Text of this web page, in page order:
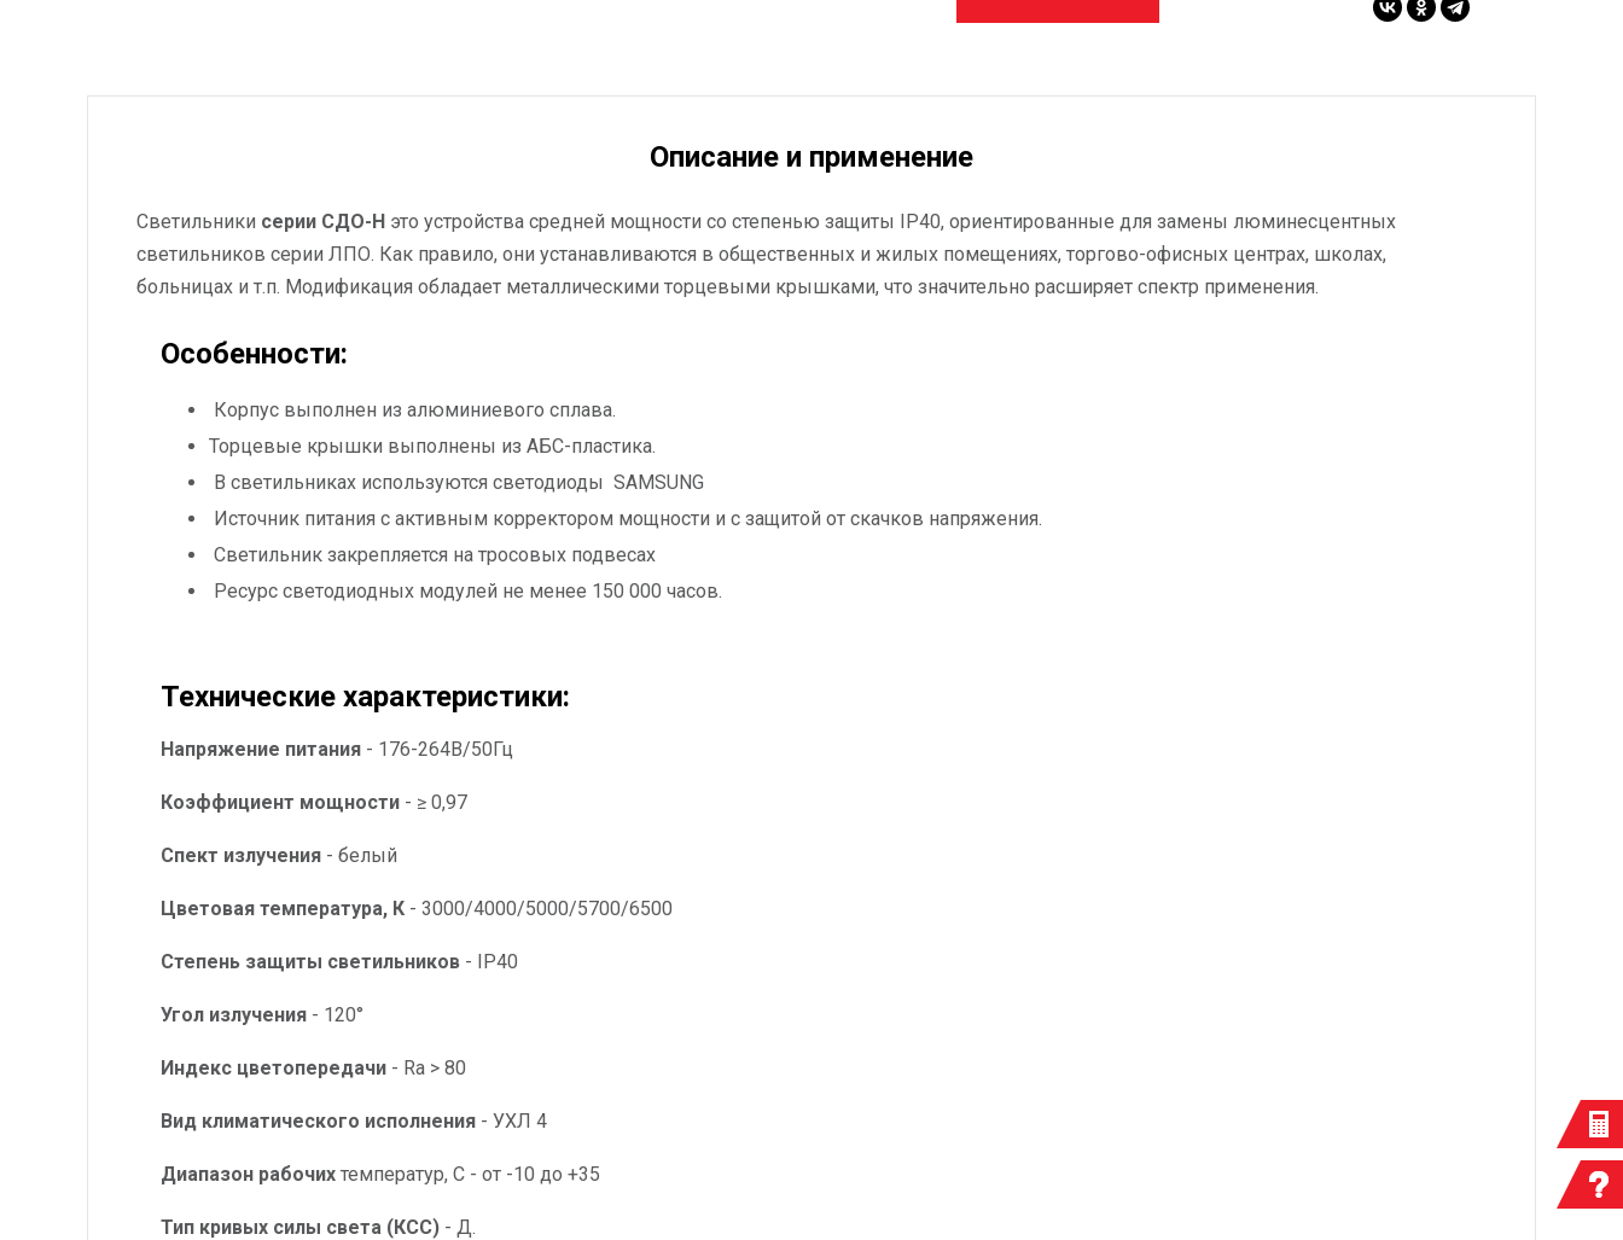
Описание и применение
Светильники серии СДО-Н это устройства средней мощности со степенью защиты IP40, ориентированные для замены люминесцентных
светильников серии ЛПО. Как правило, они устанавливаются в общественных и жилых помещениях, торгово-офисных центрах, школах,
больницах и т.п. Модификация обладает металлическими торцевыми крышками, что значительно расширяет спектр применения.
Особенности:
Корпус выполнен из алюминиевого сплава.
Торцевые крышки выполнены из АБС-пластика.
В светильниках используются светодиоды SAMSUNG
Источник питания с активным корректором мощности и с защитой от скачков напряжения.
Светильник закрепляется на тросовых подвесах
Ресурс светодиодных модулей не менее 150 000 часов.
Технические характеристики:
Напряжение питания - 176-264В/50Гц
Коэффициент мощности - ≥ 0,97
Спект излучения - белый
Цветовая температура, К - 3000/4000/5000/5700/6500
Степень защиты светильников - IP40
Угол излучения - 120°
Индекс цветопередачи - Ra > 80
Вид климатического исполнения - УХЛ 4
Диапазон рабочих температур, С - от -10 до +35
Тип кривых силы света (КСС) - Д.